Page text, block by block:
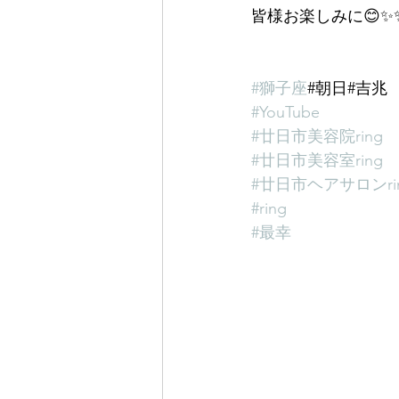
皆様お楽しみに
#獅子座#朝日#吉兆
#YouTube
#廿日市美容院ring
#廿日市美容室ring
#廿日市ヘアサロン
#ring
#最幸